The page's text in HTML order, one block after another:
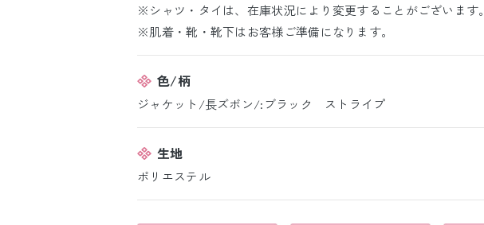
※シャツ・タイは、在庫状況により変更することがございます。
※肌着・靴・靴下はお客様ご準備になります。
色/柄
ジャケット/長ズボン/:ブラック ストライプ
生地
ポリエステル